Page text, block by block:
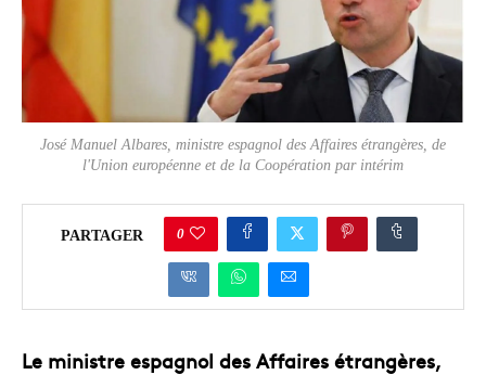
José Manuel Albares, ministre espagnol des Affaires étrangères, de
l'Union européenne et de la Coopération par intérim
PARTAGER 0
Le ministre espagnol des Affaires étrangères,